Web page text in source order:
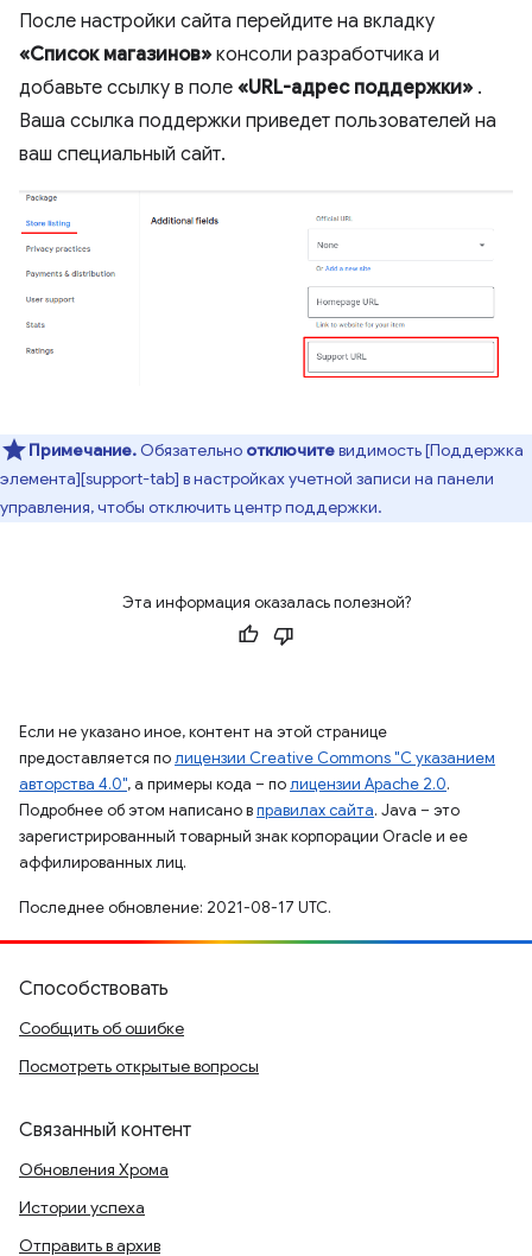
После настройки сайта перейдите на вкладку
«Список магазинов» консоли разработчика и
добавьте ссылку в поле «URL-адрес поддержки» .
Ваша ссылка поддержки приведет пользователей на
ваш специальный сайт.
Примечание. Обязательно отключитевидимость [Поддержка
элемента][support-tab] в настройках учетной записи на панели
управления, чтобы отключить центр поддержки.
Эта информация оказалась полезной?
Если не указано иное, контент на этой странице
предоставляется полицензии Creative Commons "С указанием
авторства 4.0", а примеры кода – полицензии Apache 2.0.
Подробнее об этом написано вправилах сайта. Java – это
зарегистрированный товарный знак корпорации Oracle и ее
аффилированных лиц.
Последнее обновление: 2021-08-17 UTC.
Способствовать
Сообщить об ошибке
Посмотреть открытые вопросы
Связанный контент
Обновления Хрома
Истории успеха
Отправить в архив